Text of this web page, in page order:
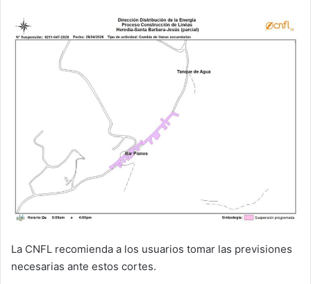
La CNFL recomienda a los usuarios tomar las previsiones
necesarias ante estos cortes.